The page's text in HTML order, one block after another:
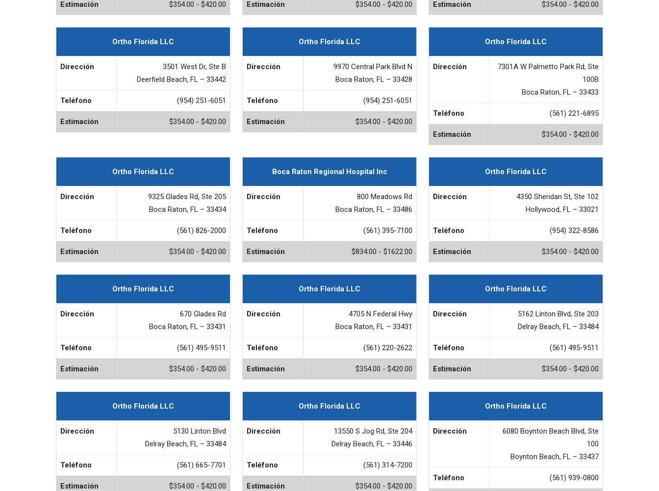
Estimación $354.00 - $420.00 Estimación $354.00 - $420.00 Estimación $354.00 - $420.00
Ortho Florida LLC
Dirección
3501 West Dr, Ste B
Deerfield Beach, FL – 33442
Teléfono (954) 251-6051
Estimación $354.00 - $420.00
Ortho Florida LLC
Dirección
9970 Central Park Blvd N
Boca Raton, FL – 33428
Teléfono (954) 251-6051
Estimación $354.00 - $420.00
Ortho Florida LLC
Dirección
7301A W Palmetto Park Rd, Ste
100B
Boca Raton, FL – 33433
Teléfono (561) 221-6895
Estimación $354.00 - $420.00
Ortho Florida LLC
Dirección
9325 Glades Rd, Ste 205
Boca Raton, FL – 33434
Teléfono (561) 826-2000
Estimación $354.00 - $420.00
Boca Raton Regional Hospital Inc
Dirección
800 Meadows Rd
Boca Raton, FL – 33486
Teléfono (561) 395-7100
Estimación $834.00 - $1622.00
Ortho Florida LLC
Dirección
4350 Sheridan St, Ste 102
Hollywood, FL – 33021
Teléfono (954) 322-8586
Estimación $354.00 - $420.00
Ortho Florida LLC
Dirección
670 Glades Rd
Boca Raton, FL – 33431
Teléfono (561) 495-9511
Estimación $354.00 - $420.00
Ortho Florida LLC
Dirección
4705 N Federal Hwy
Boca Raton, FL – 33431
Teléfono (561) 220-2622
Estimación $354.00 - $420.00
Ortho Florida LLC
Dirección
5162 Linton Blvd, Ste 203
Delray Beach, FL – 33484
Teléfono (561) 495-9511
Estimación $354.00 - $420.00
Ortho Florida LLC
Dirección
5130 Linton Blvd
Delray Beach, FL – 33484
Teléfono (561) 665-7701
Estimación $354.00 - $420.00
Ortho Florida LLC
Dirección
13550 S Jog Rd, Ste 204
Delray Beach, FL – 33446
Teléfono (561) 314-7200
Estimación $354.00 - $420.00
Ortho Florida LLC
Dirección
6080 Boynton Beach Blvd, Ste
100
Boynton Beach, FL – 33437
Teléfono (561) 939-0800